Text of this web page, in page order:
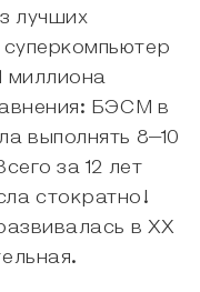
лучших
миллиона
БЭСМ в
выполнять 8–10
за 12 лет
стократно!
в XX